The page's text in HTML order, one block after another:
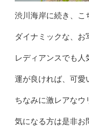
渋川海岸に続き、こ
ダイナミックな、お
レディアンスでも人
運が良ければ、可
ちなみに激レアな
気になる方は是非